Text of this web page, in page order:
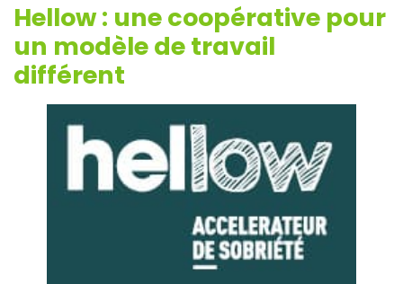
Hellow : une coopérative pour
un modèle de travail
différent